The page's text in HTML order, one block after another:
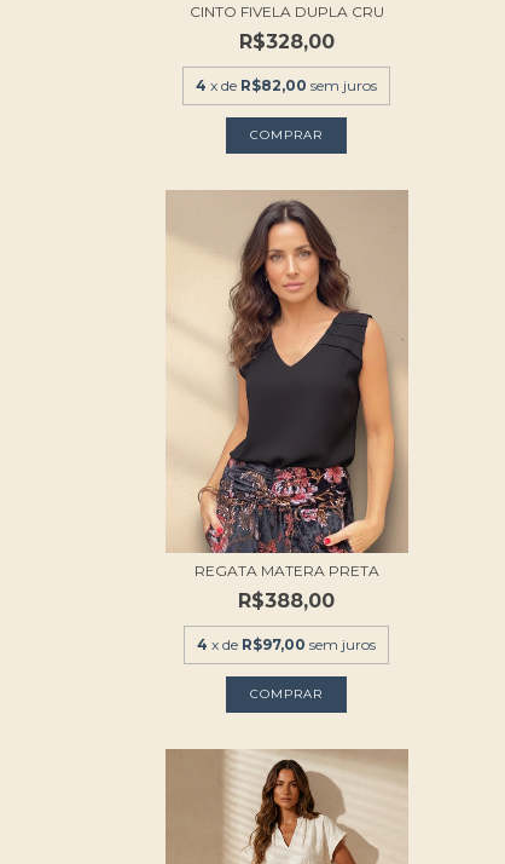
CINTO FIVELA DUPLA CRU
R$328,00
4 x de R$82,00 sem juros
COMPRAR
REGATA MATERA PRETA
R$388,00
4 x de R$97,00 sem juros
COMPRAR